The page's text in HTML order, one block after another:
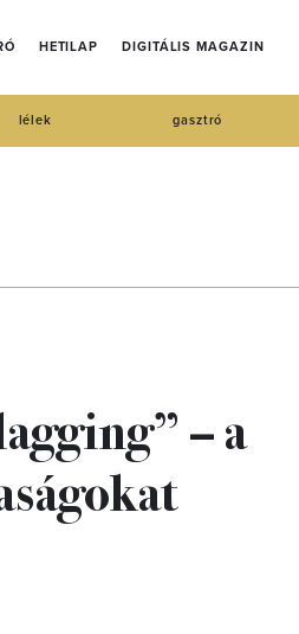
HETILAP DIGITÁLIS MAGAZIN
lélek gasztró
– a